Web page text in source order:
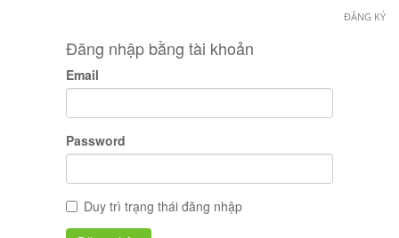
ĐĂNG KÝ
Đăng nhập bằng tài khoản
Email
Password
Duy trì trạng thái đăng nhập